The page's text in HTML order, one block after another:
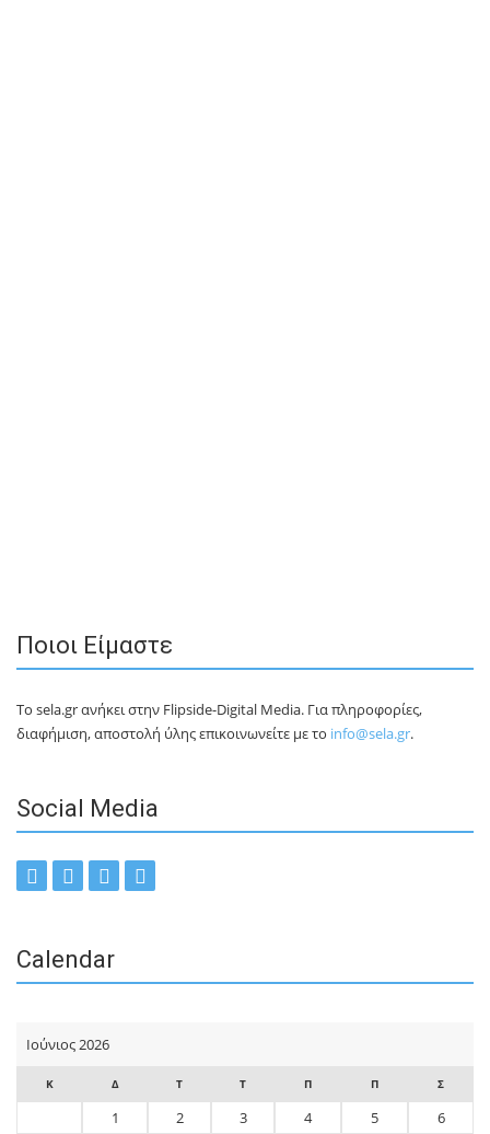
Ποιοι Είμαστε
Το sela.gr ανήκει στην Flipside-Digital Media. Για πληροφορίες,
διαφήμιση, αποστολή ύλης επικοινωνείτε με το info@sela.gr.
Social Media
Calendar
Ιούνιος 2026
Κ Δ Τ Τ Π Π Σ
1 2 3 4 5 6